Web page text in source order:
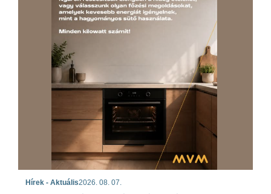
Hírek - Aktuális2026. 08. 07.